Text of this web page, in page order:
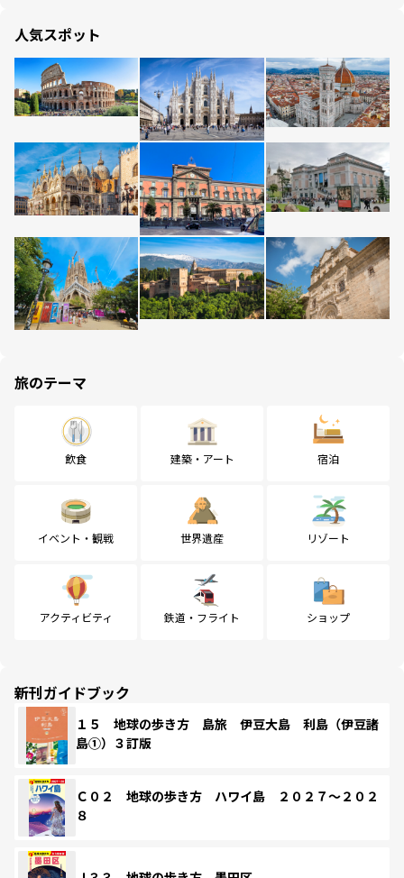
人気スポット
旅のテーマ
飲食 建築・アート 宿泊
イベント・観戦 世界遺産 リゾート
アクティビティ 鉄道・フライト ショップ
新刊ガイドブック
１５ 地球の歩き方 島旅 伊豆大島 利島（伊豆諸
島①）３訂版
Ｃ０２ 地球の歩き方 ハワイ島 ２０２７～２０２
８